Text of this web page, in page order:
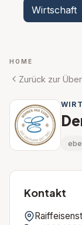
Wirtschaft
HOME
Zurück zur
Kontakt